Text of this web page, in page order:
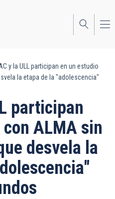
y la ULL participan en un estudio
la etapa de la "adolescencia"
participan
ALMA sin
desvela la